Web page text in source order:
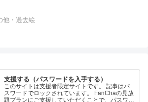
他・過去絵
支援する（パスワードを入手する）
このサイトは支援者限定サイトです。 記事はパ
スワードでロックされています。 FanChaの見放
題プランにご支援していただくことで、パスワー